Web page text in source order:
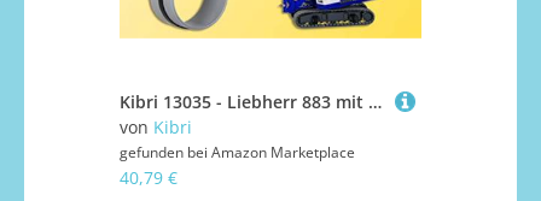
Kibri 13035 - Liebherr 883 mit Ballast und Kranhaken HochTief H0
von Kibri
gefunden bei Amazon Marketplace
40,79 €